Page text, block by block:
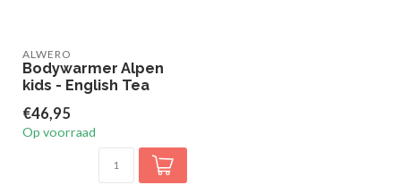
ALWERO
Bodywarmer Alpen
kids - English Tea
€46,95
Op voorraad